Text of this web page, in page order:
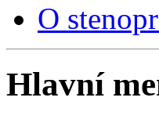
O
Hlavní